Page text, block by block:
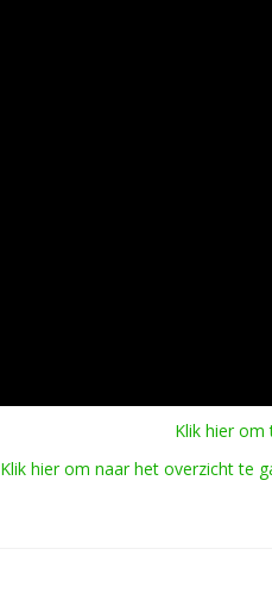
Klik hier om
Klik hier om naar het overzicht te